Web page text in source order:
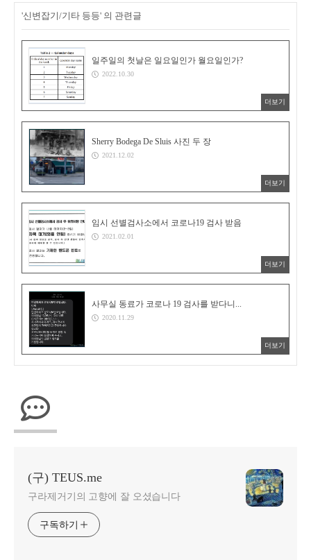
'신변잡기/기타 등등' 의 관련글
일주일의 첫날은 일요일인가 월요일인가?
2022.10.30
더보기
Sherry Bodega De Sluis 사진 두 장
2021.12.02
더보기
임시 선별검사소에서 코로나19 검사 받음
2021.02.01
더보기
사무실 동료가 코로나 19 검사를 받다니...
2020.11.29
더보기
(구) TEUS.me
구라제거기의 고향에 잘 오셨습니다
구독하기